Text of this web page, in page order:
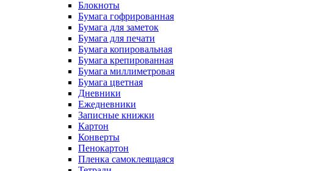
Блокноты
Бумага гофрированная
Бумага для заметок
Бумага для печати
Бумага копировальная
Бумага крепированная
Бумага миллиметровая
Бумага цветная
Дневники
Ежедневники
Записные книжки
Картон
Конверты
Пенокартон
Пленка самоклеящаяся